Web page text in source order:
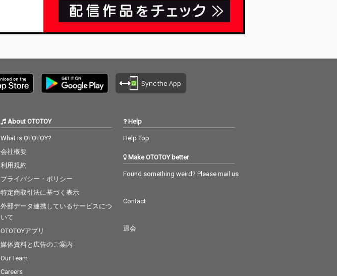
リースされたT r u l y D
e l u x eには、yunè pi
nkuとSquidに加え、先
行配信され話題を呼ん
リースされたT r u l y D
e l u x eには、yunè pi
nkuとSquidに加え、先
行配信され話題を呼ん
Sync the App
About OTOTOY
What is OTOTOY?
会社概要
利用規約
プライバシー・ポリシー
特定商取引法に基づく表示
外部データ連携しているサービスにつ
いて
OTOTOYアプリ
媒体資料と広告のご案内
Our Team
Careers
Help
Help Top
Make OTOTOY better
Found something weird? Please mail us
Contact
退会